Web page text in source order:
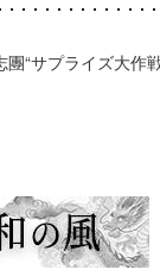
“サプライズ大作